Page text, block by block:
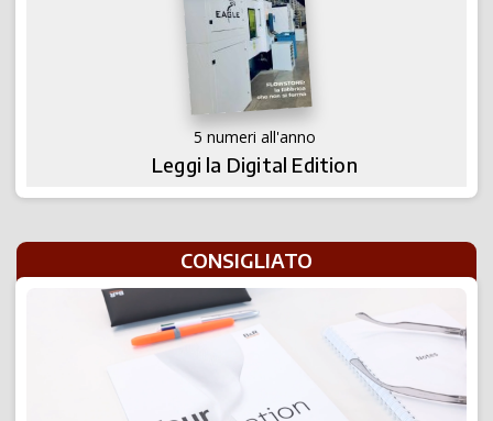
5 numeri all'anno
Leggi la Digital Edition
CONSIGLIATO